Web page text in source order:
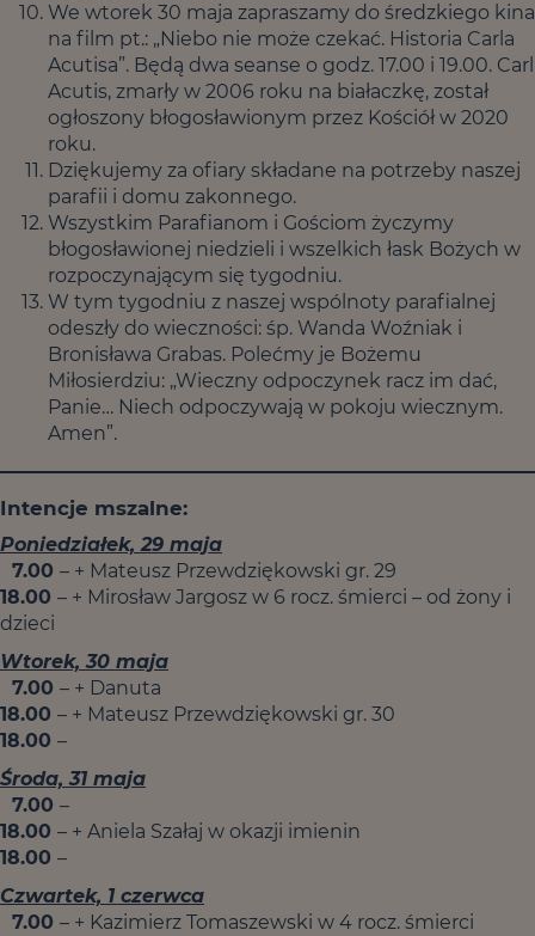
We wtorek 30 maja zapraszamy do średzkiego kina
na film pt.: „Niebo nie może czekać. Historia Carla
Acutisa”. Będą dwa seanse o godz. 17.00 i 19.00. Carl
Acutis, zmarły w 2006 roku na białaczkę, został
ogłoszony błogosławionym przez Kościół w 2020
roku.
Dziękujemy za ofiary składane na potrzeby naszej
parafii i domu zakonnego.
Wszystkim Parafianom i Gościom życzymy
błogosławionej niedzieli i wszelkich łask Bożych w
rozpoczynającym się tygodniu.
W tym tygodniu z naszej wspólnoty parafialnej
odeszły do wieczności: śp. Wanda Woźniak i
Bronisława Grabas. Polećmy je Bożemu
Miłosierdziu: „Wieczny odpoczynek racz im dać,
Panie… Niech odpoczywają w pokoju wiecznym.
Amen”.
Intencje mszalne:
Poniedziałek, 29 maja
7.00 – + Mateusz Przewdziękowski gr. 29
18.00 – + Mirosław Jargosz w 6 rocz. śmierci – od żony i
dzieci
Wtorek, 30 maja
7.00 – + Danuta
18.00 – + Mateusz Przewdziękowski gr. 30
18.00 –
Środa, 31 maja
7.00 –
18.00 – + Aniela Szałaj w okazji imienin
18.00 –
Czwartek, 1 czerwca
7.00 – + Kazimierz Tomaszewski w 4 rocz. śmierci